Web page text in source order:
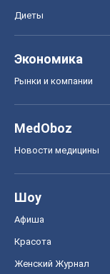
Диеты
Экономика
Рынки и компании
MedOboz
Новости медицины
Шоу
Афиша
Красота
Женский Журнал